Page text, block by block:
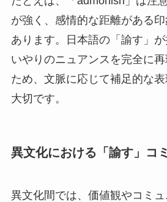
が強く、感情的な距離がある
あります。日本語の「諭す」
いやりのニュアンスを完全に
ため、文脈に応じて補足的な
大切です。
異文化における「諭す」コ
異文化間では、価値観やコミ